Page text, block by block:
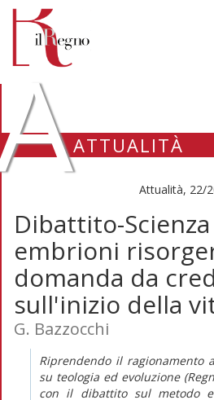
ATTUALITÀ
Attualità, 22/
Dibattito-
embrioni
domanda da
sull'inizio della
G. Bazzocchi
Riprendendo il ragionamento
su teologia ed evoluzione
con il dibattito sul metodo